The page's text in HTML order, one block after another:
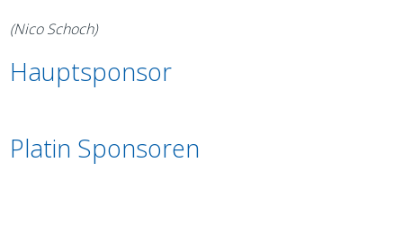
(Nico Schoch)
Hauptsponsor
Platin Sponsoren